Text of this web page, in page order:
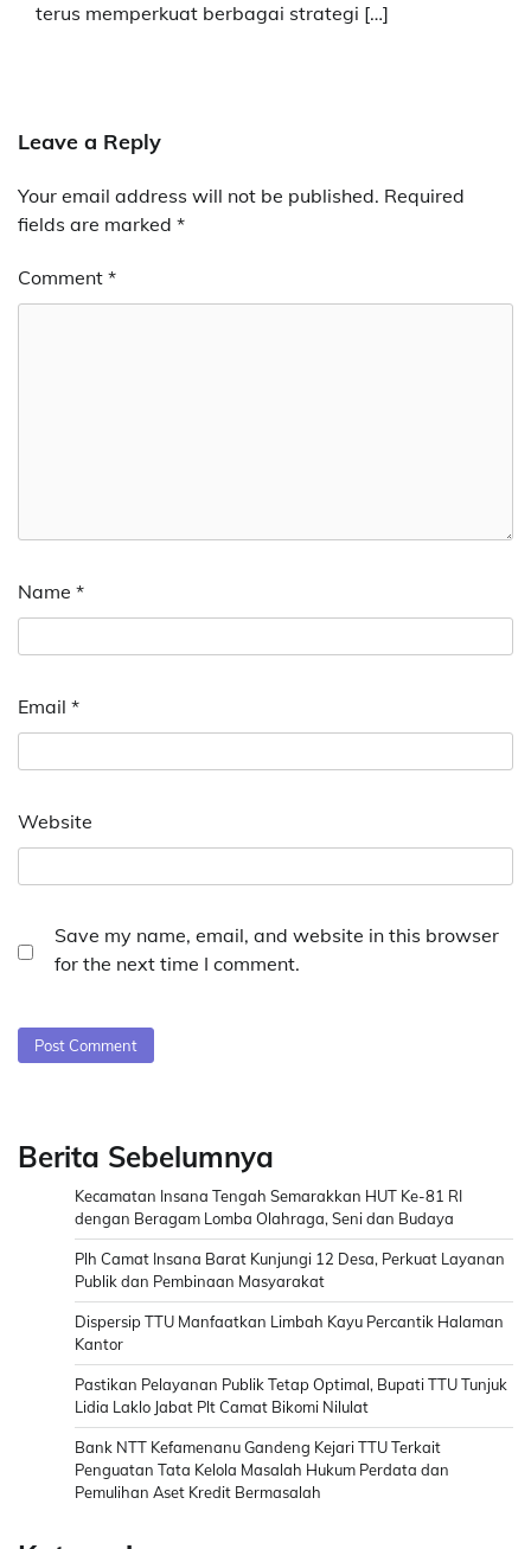
terus memperkuat berbagai strategi […]
Leave a Reply
Your email address will not be published. Required
fields are marked *
Comment *
Name *
Email *
Website
Save my name, email, and website in this browser
for the next time I comment.
Berita Sebelumnya
Kecamatan Insana Tengah Semarakkan HUT Ke-81 RI
dengan Beragam Lomba Olahraga, Seni dan Budaya
Plh Camat Insana Barat Kunjungi 12 Desa, Perkuat Layanan
Publik dan Pembinaan Masyarakat
Dispersip TTU Manfaatkan Limbah Kayu Percantik Halaman
Kantor
Pastikan Pelayanan Publik Tetap Optimal, Bupati TTU Tunjuk
Lidia Laklo Jabat Plt Camat Bikomi Nilulat
Bank NTT Kefamenanu Gandeng Kejari TTU Terkait
Penguatan Tata Kelola Masalah Hukum Perdata dan
Pemulihan Aset Kredit Bermasalah